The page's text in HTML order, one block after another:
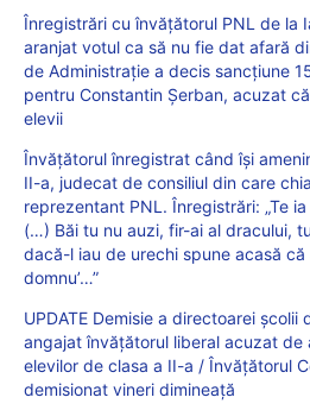
Înregistrări cu învățătorul PNL de la
aranjat votul ca să nu fie dat afară
de Administrație a decis sancțiune
pentru Constantin Șerban, acuzat
elevii
Învățătorul înregistrat când își
II-a, judecat de consiliul din care
reprezentant PNL. Înregistrări: „Te
(…) Băi tu nu auzi, fir-ai al dracului,
dacă-l iau de urechi spune acasă
domnu’…”
UPDATE Demisie a directoarei școlii
angajat învățătorul liberal acuzat de
elevilor de clasa a II-a / Învățătorul
demisionat vineri dimineață